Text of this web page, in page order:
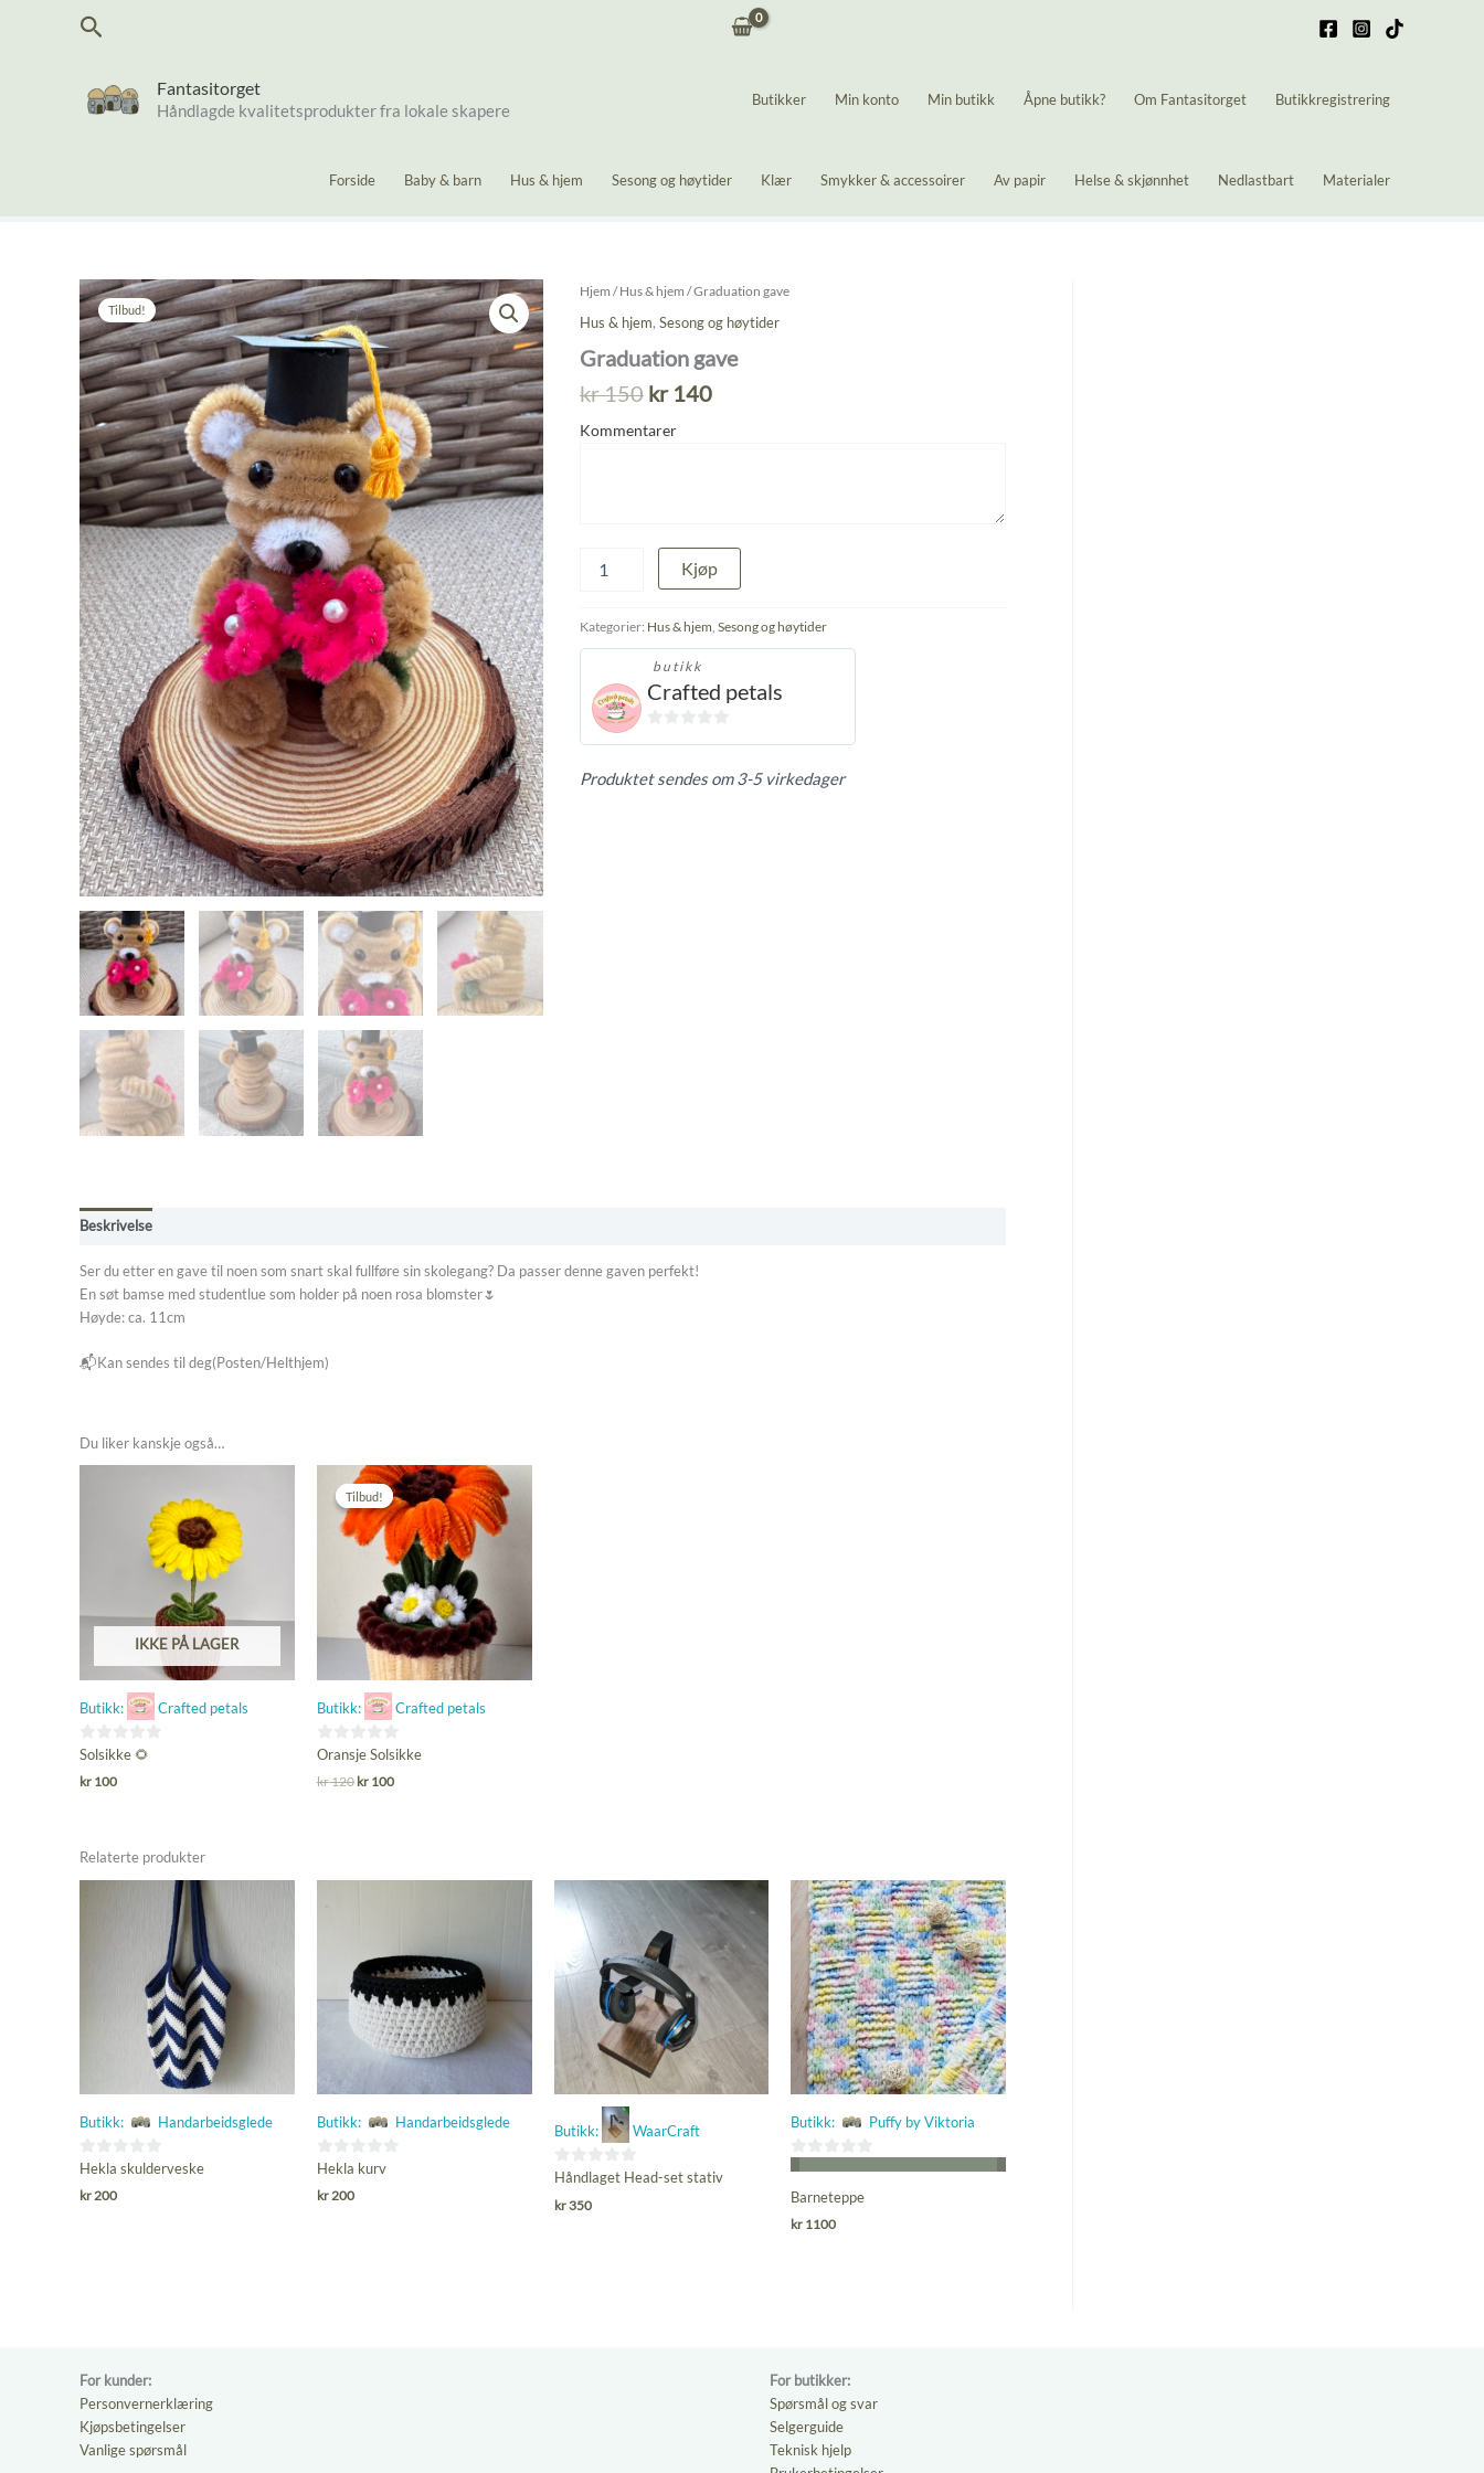
Søk
Fantasitorget
Håndlagde kvalitetsprodukter fra lokale skapere
Butikker Min konto Min butikk Åpne butikk? Om Fantasitorget Butikkregistrering
Forside Baby & barn Hus & hjem Sesong og høytider Klær Smykker & accessoirer Av papir Helse & skjønnhet Nedlastbart Materialer
Tilbud!
Hjem /Hus & hjem / Graduation gave
Hus & hjem,Sesong og høytider
Graduation gave
kr150 Opprinnelig
var:
kr140Nåværende
Kommentarer
gave
Kjøp
Kategorier: Hus & hjem ,Sesong og høytider
butikk
Crafted petals
av
Produktet sendes om 3-5 virkedager
Beskrivelse
Ser du etter en gave til noen som snart skal fullføre sin skolegang? Da passer denne gaven perfekt!
En søt bamse med studentlue som holder på noen rosa blomster🌷
Høyde: ca. 11cm
📬Kan sendes til deg(Posten/Helthjem)
Du liker kanskje også…
IKKE PÅ LAGER
Butikk: Crafted petals
0
ut
Solsikke 🌻
kr 100
Tilbud!
Butikk: Crafted petals
0
ut
Tilbud!
Oransje Solsikke
kr120 Opprinnelig
kr100Nåværende
Relaterte produkter
Butikk: Handarbeidsglede
0
ut
Hekla skulderveske
kr 200
Butikk: Handarbeidsglede
0
ut
Hekla kurv
kr200
Butikk: WaarCraft
0
ut
Håndlaget Head-set stativ
kr350
Butikk: Puffy by Viktoria
ut
Barneteppe
kr 1100
For kunder:
Personvernerklæring
Kjøpsbetingelser
Vanlige spørsmål
For butikker:
Spørsmål og svar
Selgerguide
Teknisk hjelp